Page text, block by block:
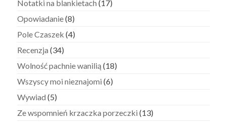
Notatki na blankietach (17)
Opowiadanie(8)
Pole Czaszek (4)
Recenzja (34)
Wolność pachnie wanilią (18)
Wszyscy moi nieznajomi (6)
Wywiad (5)
Ze wspomnień krzaczka porzeczki (13)